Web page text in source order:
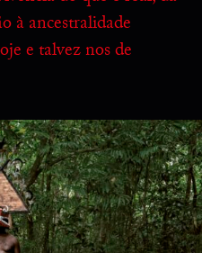
à ancestralidade
e talvez nos de